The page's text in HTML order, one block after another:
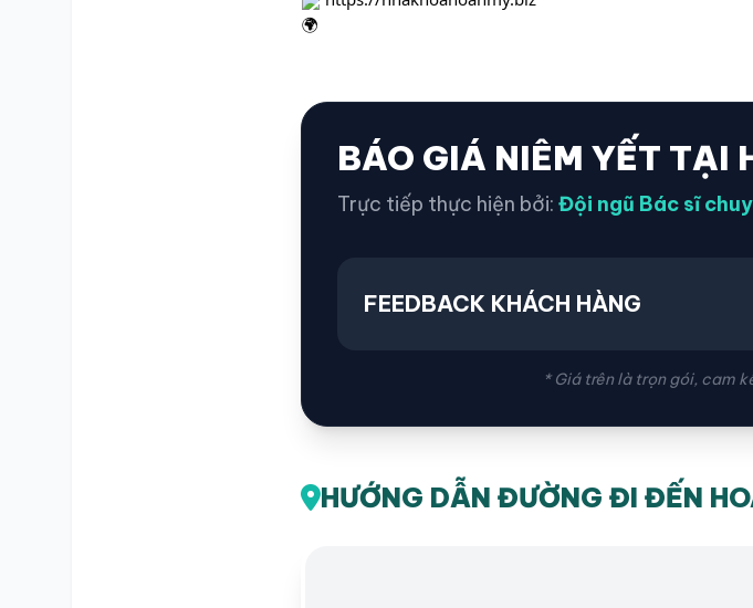
BÁO GIÁ NIÊM YẾT TẠI
Trực tiếp thực hiện bởi: Đội ngũ Bác sĩ
FEEDBACK KHÁCH HÀNG
* Giá trên là trọn gói, cam
HƯỚNG DẪN ĐƯỜNG ĐI ĐẾN